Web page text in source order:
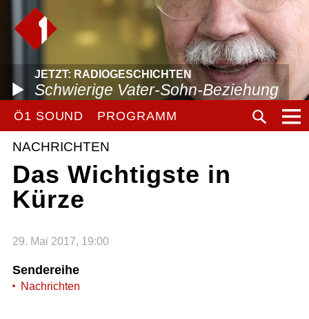
JETZT: RADIOGESCHICHTEN
Schwierige Vater-Sohn-Beziehung
Ö1 SOUND PROGRAMM
NACHRICHTEN
Das Wichtigste in
Kürze
29. Mai 2017, 19:00
Sendereihe
Nachrichten